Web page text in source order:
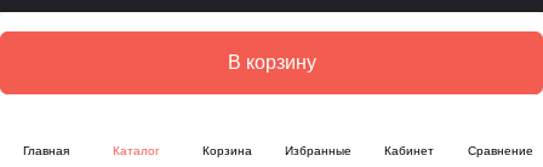
В корзину
Главная Каталог Корзина Избранные Кабинет Сравнение